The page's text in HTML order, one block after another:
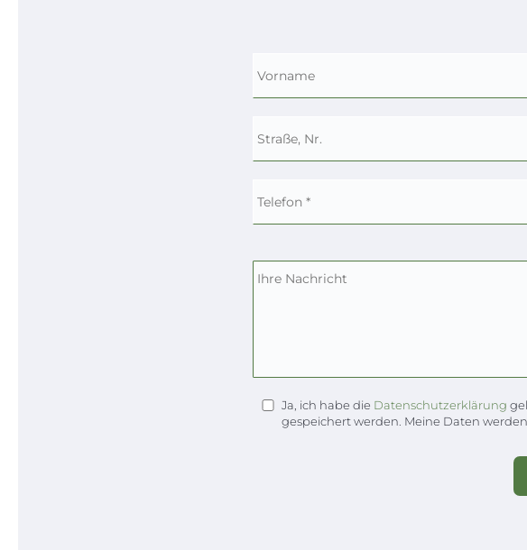
Ja, ich habe die Datenschutzerklärung
gespeichert werden. Meine Daten